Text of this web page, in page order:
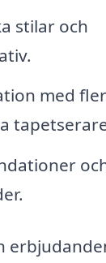
stilar och
med